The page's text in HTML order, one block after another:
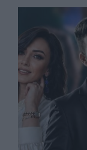
c
e
b
o
o
k
st
o
d
o
n